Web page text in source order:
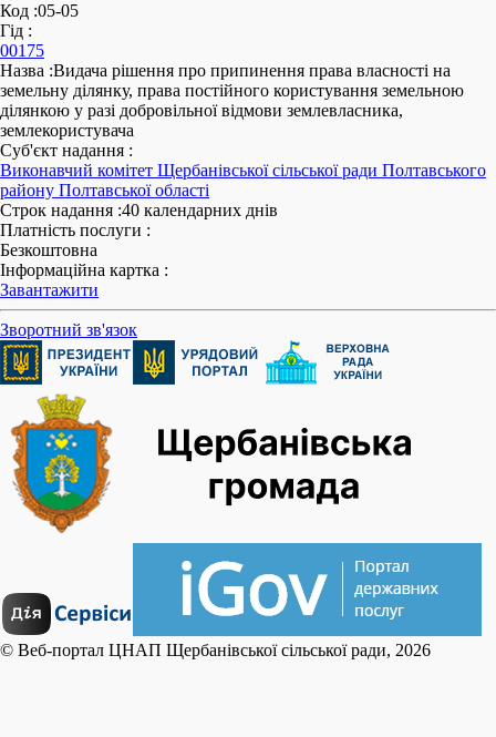
Код :05-05
Гід :
00175
Назва :Видача рішення про припинення права власності на
земельну ділянку, права постійного користування земельною
ділянкою у разі добровільної відмови землевласника,
землекористувача
Суб'єкт надання :
Виконавчий комітет Щербанівської сільської ради Полтавського
району Полтавської області
Строк надання :40 календарних днів
Платність послуги :
Безкоштовна
Інформаційна картка :
Завантажити
Зворотний зв'язок
© Веб-портал ЦНАП Щербанівської сільської ради, 2026